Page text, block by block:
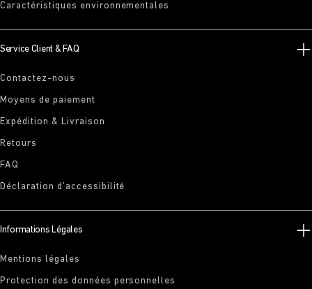
Caractéristiques environnementales
Service Client & FAQ
Contactez-nous
Moyens de paiement
Expédition & Livraison
Retours
FAQ
Déclaration d’accessibilité
Informations Légales
Mentions légales
Protection des données personnelles